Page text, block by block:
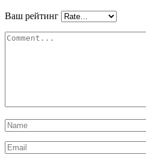
Ваш рейтинг